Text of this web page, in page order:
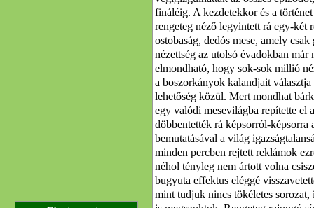
fináléig. A kezdetekkor és a
rengeteg néző legyintett rá egy-két
ostobaság, dedós mese, amely
nézettség az utolsó évadokban már
elmondható, hogy sok-sok millió
a boszorkányok kalandjait választja
lehetőség közül. Mert mondhat
egy valódi mesevilágba repítette el
döbbentették rá képsorról-
bemutatásával a világ
minden percben rejtett reklámok
néhol tényleg nem ártott volna
bugyuta effektus eléggé
mint tudjuk nincs tökéletes